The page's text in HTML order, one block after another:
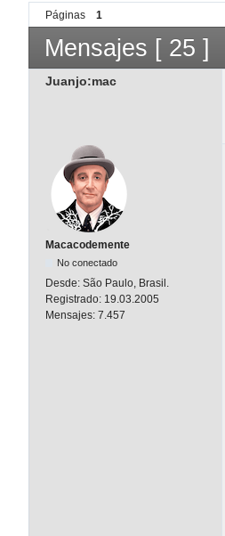
Páginas 1
Mensajes [ 25 ]
Juanjo:mac
Macacodemente
No conectado
Desde: São Paulo, Brasil.
Registrado: 19.03.2005
Mensajes: 7.457